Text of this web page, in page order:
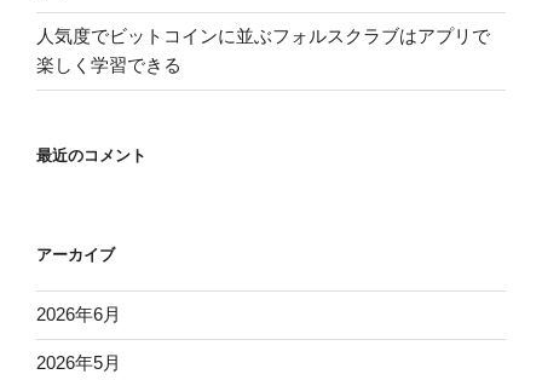
学
習
す
人気度でビットコインに並ぶフォルスクラブはアプリで
楽しく学習できる
最近のコメント
アーカイブ
2026年6月
2026年5月